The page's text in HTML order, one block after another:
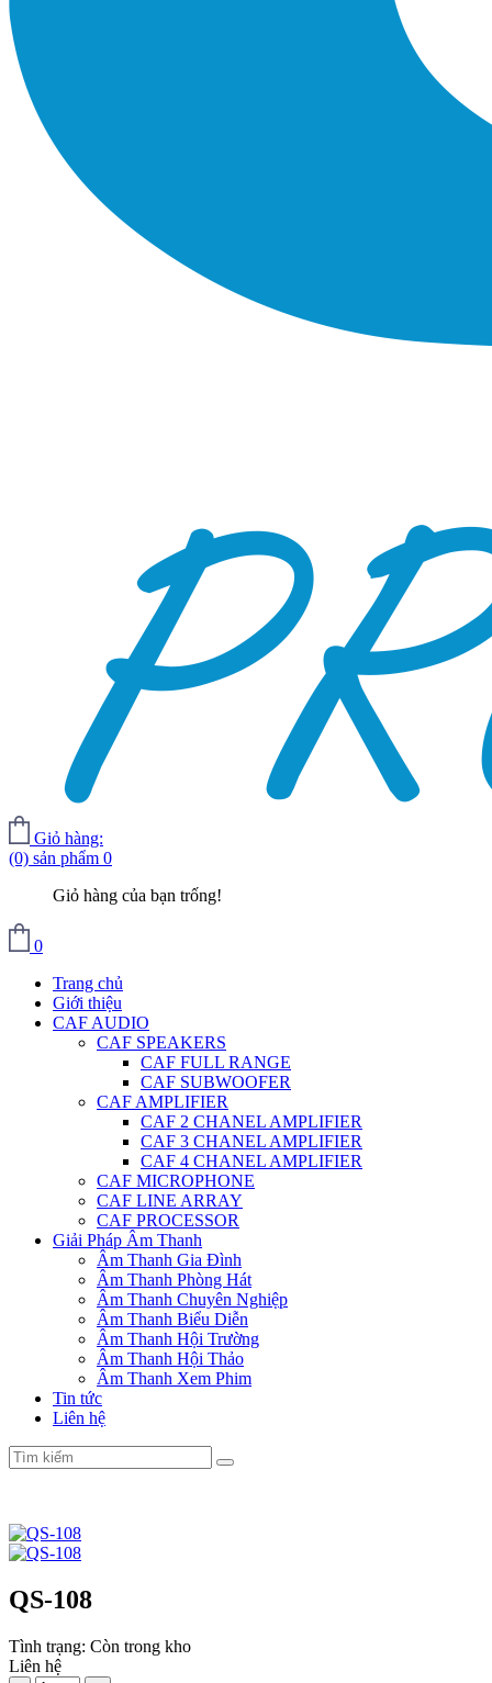
Giỏ hàng:
(0) sản phẩm 0
Giỏ hàng của bạn trống!
0
Trang chủ
Giới thiệu
CAF AUDIO
CAF SPEAKERS
CAF FULL RANGE
CAF SUBWOOFER
CAF AMPLIFIER
CAF 2 CHANEL AMPLIFIER
CAF 3 CHANEL AMPLIFIER
CAF 4 CHANEL AMPLIFIER
CAF MICROPHONE
CAF LINE ARRAY
CAF PROCESSOR
Giải Pháp Âm Thanh
Âm Thanh Gia Đình
Âm Thanh Phòng Hát
Âm Thanh Chuyên Nghiệp
Âm Thanh Biểu Diễn
Âm Thanh Hội Trường
Âm Thanh Hội Thảo
Âm Thanh Xem Phim
Tin tức
Liên hệ
QS-108
Tình trạng: Còn trong kho
Liên hệ